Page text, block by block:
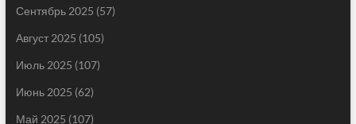
Сентябрь 2025 (57)
Август 2025 (105)
Июль 2025 (107)
Июнь 2025 (62)
Май 2025 (107)